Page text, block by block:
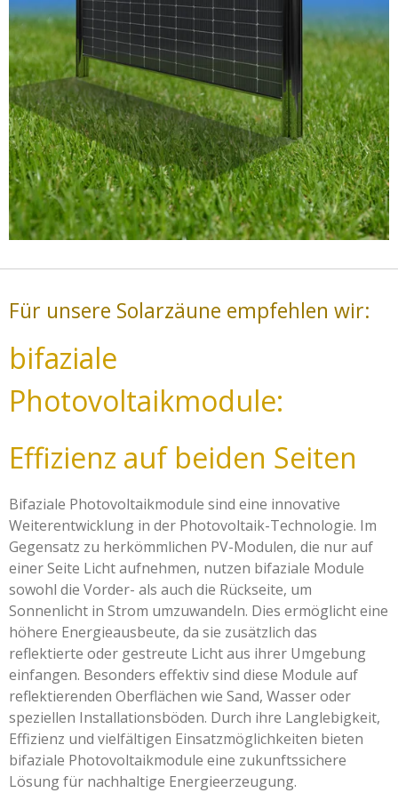
Für unsere Solarzäune empfehlen wir:
bifaziale
Photovoltaikmodule:
Effizienz auf beiden Seiten
Bifaziale Photovoltaikmodule sind eine innovative
Weiterentwicklung in der Photovoltaik-Technologie. Im
Gegensatz zu herkömmlichen PV-Modulen, die nur auf
einer Seite Licht aufnehmen, nutzen bifaziale Module
sowohl die Vorder- als auch die Rückseite, um
Sonnenlicht in Strom umzuwandeln. Dies ermöglicht eine
höhere Energieausbeute, da sie zusätzlich das
reflektierte oder gestreute Licht aus ihrer Umgebung
einfangen. Besonders effektiv sind diese Module auf
reflektierenden Oberflächen wie Sand, Wasser oder
speziellen Installationsböden. Durch ihre Langlebigkeit,
Effizienz und vielfältigen Einsatzmöglichkeiten bieten
bifaziale Photovoltaikmodule eine zukunftssichere
Lösung für nachhaltige Energieerzeugung.